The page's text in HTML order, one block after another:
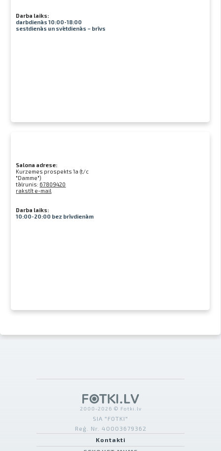
Darba laiks:
darbdienās 10:00-18:00
sestdienās un svētdienās – brīvs
Salona adrese:
Kurzemes prospekts 1a (t/c
"Damme")
tālrunis: 67809420
rakstīt e-mail
Darba laiks:
10:00-20:00 bez brīvdienām
2000-2026 © Fotki.lv
SIA "FOTKI"
Reģ. Nr. 40003679362
Kontakti